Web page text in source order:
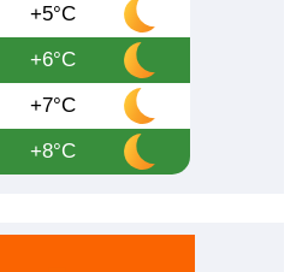
+5°C
+6°C
+7°C
+8°C